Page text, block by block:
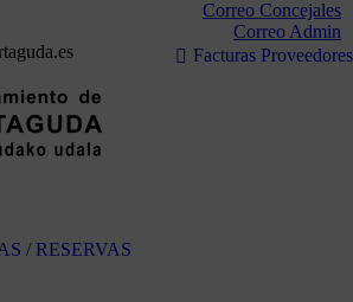
Correo Concejales
Correo Admin
Facturas Proveedores
/ RESERVAS